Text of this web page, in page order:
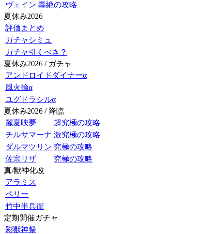
ヴェイン 轟絶の攻略
夏休み2026
評価まとめ
ガチャシミュ
ガチャ引くべき？
夏休み2026 / ガチャ
アンドロイドダイナーα
風火輪α
ユグドラシルα
夏休み2026 / 降臨
麗夏映夢
超究極の攻略
チルサマーナ 激究極の攻略
ダルマツリン 究極の攻略
佐宗リザ
究極の攻略
真/獣神化改
アラミス
ペリー
竹中半兵衛
定期開催ガチャ
彩獣神祭